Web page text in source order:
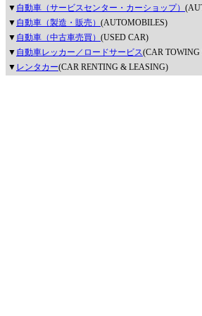
▼ 自動車（サービスセンター・カーショップ）
▼ 自動車（製造・販売） (AUTOMOBILES)
▼ 自動車（中古車売買） (USED CAR)
▼ 自動車レッカー／ロードサービス(CAR TOWING
▼ レンタカー(CAR RENTING & LEASING)